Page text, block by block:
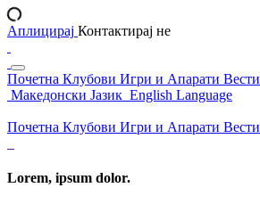
Аплицирај Контактирај не
Почетна Клубови Игри и Апарати Вести
Македонски Јазик English Language
Почетна Клубови Игри и Апарати Вести
Lorem, ipsum dolor.